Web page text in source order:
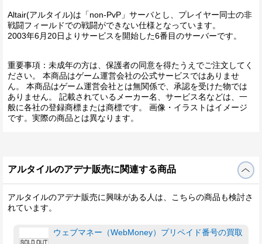
Altair(アルタイル)は「non-PvP」サーバとし、プレイヤー同士の非
戦闘フィールドでの戦闘ができない仕様となっています。
2003年6月20日よりサービスを開始した6番目のサーバーです。
重要事項：未成年の方は、保護者の同意を得たうえでご注文してく
ださい。 本商品はゲーム運営会社の公式サービスではありませ
ん。 本商品はゲーム運営会社とは無関係で、承認を受けた物では
ありません。 記載されているメーカー名、サービス名などは、一
般に各社の登録商標または商標です。 画像・イラストはイメージ
です。実際の商品とは異なります。
アルタイルのアデナ販売に関連する商品
アルタイルのアデナ販売に興味がある人は、こちらの商品も検討さ
れています。
ウェブマネー（WebMoney）プリペイド番号の買取